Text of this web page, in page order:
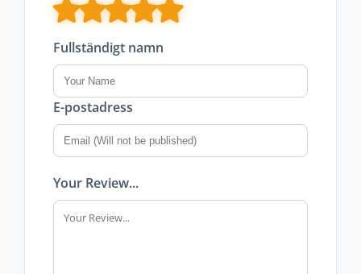
Fullständigt namn
E-postadress
Your Review...